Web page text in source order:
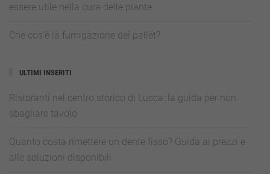
essere utile nella cura delle piante
Che cos’è la fumigazione dei pallet?
ULTIMI INSERITI
Ristoranti nel centro storico di Lucca: la guida per non
sbagliare tavolo
Quanto costa rimettere un dente fisso? Guida ai prezzi e
alle soluzioni disponibili